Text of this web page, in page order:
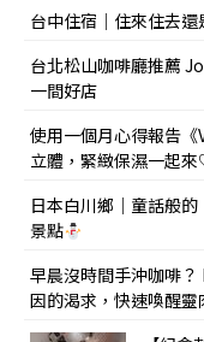
台中住宿｜住來住去還
台北松山咖啡廳推薦
一間好店
使用一個月心得報告《
立體，緊緻保濕一起
日本白川鄉｜童話般
景點
早晨沒時間手沖咖啡
因的渴求，快速喚醒靈